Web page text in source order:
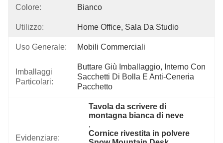
Colore: Bianco
Utilizzo: Home Office, Sala Da Studio
Uso Generale: Mobili Commerciali
Imballaggi
Particolari:
Buttare Giù Imballaggio, Interno Con
Sacchetti Di Bolla E Anti-Ceneria
Pacchetto
Evidenziare:
Tavola da scrivere di
montagna bianca di neve
,
Cornice rivestita in polvere